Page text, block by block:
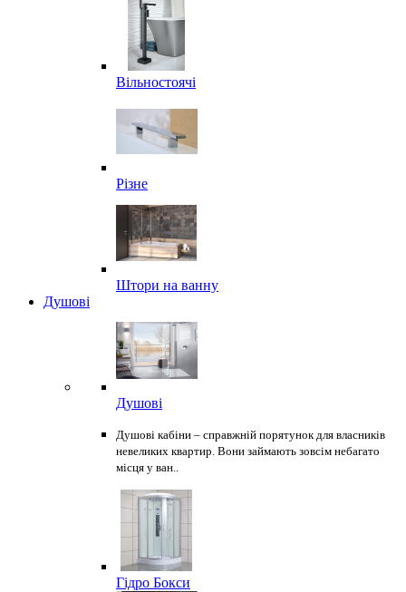
Вільностоячі
Різне
Штори на ванну
Душові
Душові
Душові кабіни – справжній порятунок для власників
невеликих квартир. Вони займають зовсім небагато
місця у ван..
Гідро Бокси